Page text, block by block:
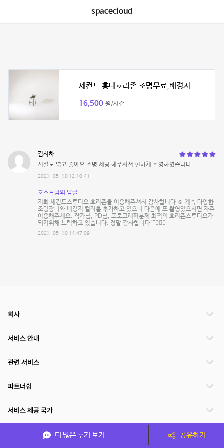
spacecloud
세컨드 홍대호리존 조명무료,배경지
16,500 원/시간
김서하
시설도 넓고 좋아요 조명 세팅 해주셔서 편하게 촬영하였습니다
2023-05-30 12:10:41
호스트님의 답글
저희 세컨드스튜디오 호리존을 이용해주셔서 감사합니다 ☺️ 계속 다양한
조명장비와 배경지 컬러를 추가하고 있으니 다음에 또 촬영있으시면 자주
이용해주세요. 작가님, PD님, 포토그래퍼분께 최적의 호리존스튜디오가
되기위해 노력하고 있습니다. 정말 감사합니다^^🙇🏻‍♂️
2023-05-30 14:47:09
더 많은 후기 보기 공유하기
회사
서비스 안내
관련 서비스
파트너쉽
서비스 제공 국가